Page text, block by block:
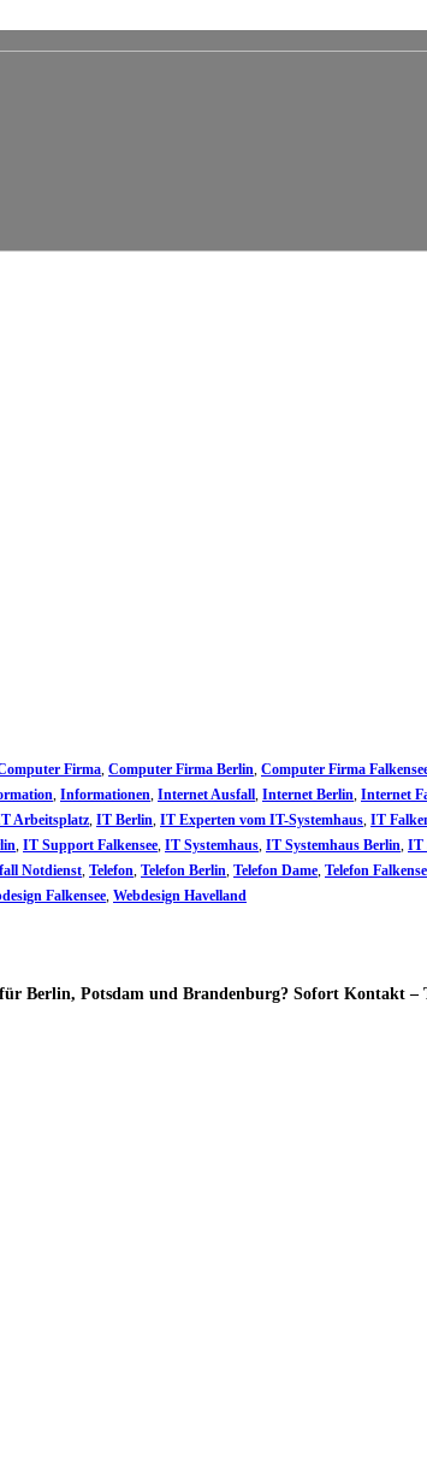
Firma Computer Firma Berlin Computer Firma
Informationen Internet Ausfall Internet Berlin Internet
Arbeitsplatz IT Berlin IT Experten vom IT-Systemhaus IT
IT Support Falkensee IT Systemhaus IT Systemhaus Berlin IT
Notdienst Telefon Telefon Berlin Telefon Dame Telefon
Falkensee Webdesign Havelland
für Berlin, Potsdam und Brandenburg? Sofort Kontakt –